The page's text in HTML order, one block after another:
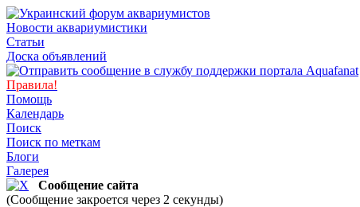
Новости аквариумистики
Статьи
Доска объявлений
Правила!
Помощь
Календарь
Поиск
Поиск по меткам
Блоги
Галерея
Сообщение сайта
(Сообщение закроется через 2 секунды)